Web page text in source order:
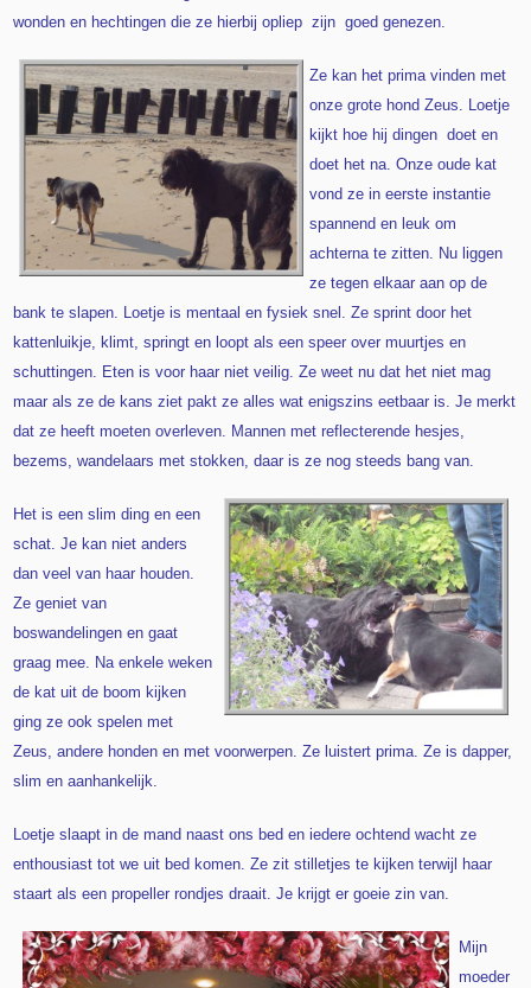
wonden en hechtingen die ze hierbij opliep zijn goed genezen.
Ze kan het prima vinden met
onze grote hond Zeus. Loetje
kijkt hoe hij dingen doet en
doet het na. Onze oude kat
vond ze in eerste instantie
spannend en leuk om
achterna te zitten. Nu liggen
ze tegen elkaar aan op de
bank te slapen. Loetje is mentaal en fysiek snel. Ze sprint door het
kattenluikje, klimt, springt en loopt als een speer over muurtjes en
schuttingen. Eten is voor haar niet veilig. Ze weet nu dat het niet mag
maar als ze de kans ziet pakt ze alles wat enigszins eetbaar is. Je merkt
dat ze heeft moeten overleven. Mannen met reflecterende hesjes,
bezems, wandelaars met stokken, daar is ze nog steeds bang van.
Het is een slim ding en een
schat. Je kan niet anders
dan veel van haar houden.
Ze geniet van
boswandelingen en gaat
graag mee. Na enkele weken
de kat uit de boom kijken
ging ze ook spelen met
Zeus, andere honden en met voorwerpen. Ze luistert prima. Ze is dapper,
slim en aanhankelijk.
Loetje slaapt in de mand naast ons bed en iedere ochtend wacht ze
enthousiast tot we uit bed komen. Ze zit stilletjes te kijken terwijl haar
staart als een propeller rondjes draait. Je krijgt er goeie zin van.
Mijn
moeder